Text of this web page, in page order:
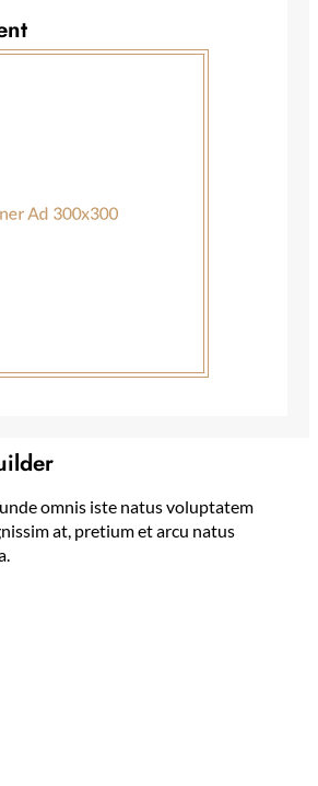
omnis iste natus voluptatem
at, pretium et arcu natus